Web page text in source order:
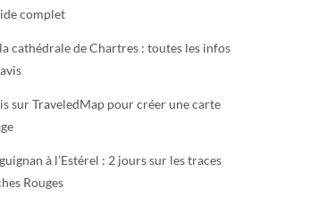
complet
cathédrale de Chartres : toutes les infos
sur TraveledMap pour créer une carte
à l’Estérel : 2 jours sur les traces
Rouges